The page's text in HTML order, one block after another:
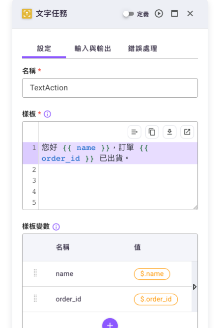
OpenSearch 工具
Redshift 工具
JSONPath
最佳實踐
常見錯誤
何時使用 Template 語法
寫程式可以整段跳過）
條件渲染
OpenSearch
檢索器
排序器
文字
執行同步工作流程
執行工作流程
查看工作流程執行
資料集
變數
技能